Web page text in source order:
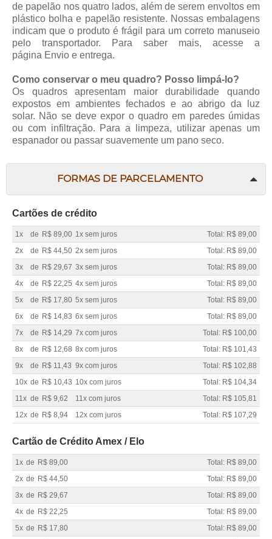
de papelão nos quatro lados, além de serem envoltos em
plástico bolha e papelão resistente. Nossas embalagens
indicam que o produto é frágil para um correto manuseio
pelo transportador. Para saber mais, acesse a
página Envio e entrega.
Como conservar o meu quadro? Posso limpá-lo?
Os quadros apresentam maior durabilidade quando
expostos em ambientes fechados e ao abrigo da luz
solar. Não se deve expor o quadro em paredes úmidas
ou com infiltração. Para a limpeza, utilizar apenas um
espanador ou passar suavemente um pano seco.
FORMAS DE PARCELAMENTO
Cartões de crédito
1x de R$ 89,00 1x sem juros
Total: R$ 89,00
2x
de R$ 44,50 2x sem juros
Total: R$ 89,00
3x
de R$ 29,67 3x sem juros
Total: R$ 89,00
4x
de R$ 22,25 4x sem juros
Total: R$ 89,00
5x
de R$ 17,80 5x sem juros
Total: R$ 89,00
6x
de R$ 14,83 6x sem juros
Total: R$ 89,00
7x
de R$ 14,29 7x com juros
Total: R$ 100,00
8x
de R$ 12,68 8x com juros
Total: R$ 101,43
9x
de R$ 11,43 9x com juros
Total: R$ 102,88
10x de R$ 10,43 10x com juros
Total: R$ 104,34
11x de R$ 9,62 11x com juros
Total: R$ 105,81
12x de R$ 8,94 12x com juros Total: R$ 107,29
Cartão de Crédito Amex / Elo
1x de R$ 89,00
Total: R$ 89,00
2x de R$ 44,50
Total: R$ 89,00
3x de R$ 29,67
Total: R$ 89,00
4x de R$ 22,25
Total: R$ 89,00
5x de R$ 17,80
Total: R$ 89,00